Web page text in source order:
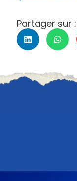
Partager sur :